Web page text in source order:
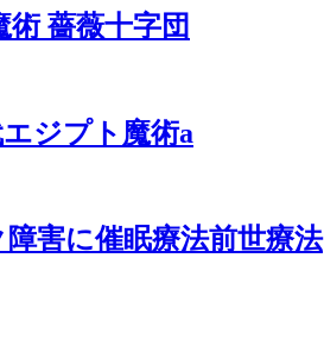
術 薔薇十字団
ジプト魔術a
害に催眠療法前世療法